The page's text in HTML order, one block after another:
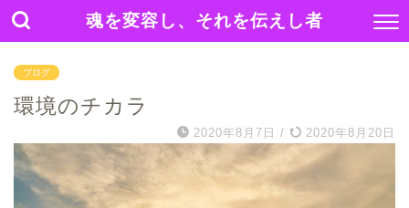
魂を変容し、それを伝えし者
ブログ
環境のチカラ
2020年8月7日 / 2020年8月20日